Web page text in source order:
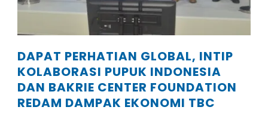
DAPAT PERHATIAN GLOBAL, INTIP
KOLABORASI PUPUK INDONESIA
DAN BAKRIE CENTER FOUNDATION
REDAM DAMPAK EKONOMI TBC